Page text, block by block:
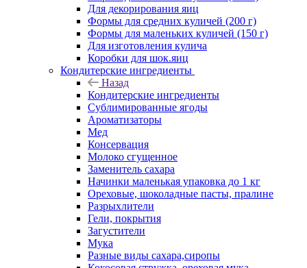
Для декорирования яиц
Формы для средних куличей (200 г)
Формы для маленьких куличей (150 г)
Для изготовления кулича
Коробки для шок.яиц
Кондитерские ингредиенты
Назад
Кондитерские ингредиенты
Сублимированные ягоды
Ароматизаторы
Мед
Консервация
Молоко сгущенное
Заменитель сахара
Начинки маленькая упаковка до 1 кг
Ореховые, шоколадные пасты, пралине
Разрыхлители
Гели, покрытия
Загустители
Мука
Разные виды сахара,сиропы